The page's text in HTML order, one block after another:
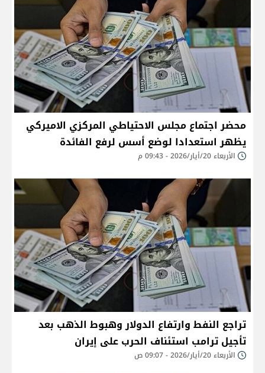
محضر اجتماع مجلس الاحتياطي المركزي الاميركي
يظهر استعدادا لوضع أسس لرفع الفائدة
الأربعاء 20/أيار/2026 - 09:43 م
تراجع النفط وارتفاع الدولار وهبوط الذهب بعد
تأجيل ترامب استئناف الحرب على إيران
الأربعاء 20/أيار/2026 - 09:07 ص